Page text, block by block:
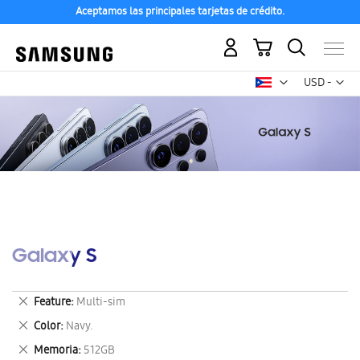
Aceptamos las principales tarjetas de crédito.
USD -
dólar
Mi carrito
Galaxy S
Feature Multi-sim
Eliminar
este
artículo
Color Navy.
Eliminar
este
Memoria 512GB
Eliminar